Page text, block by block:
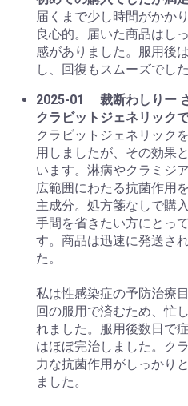
届くまで少し時間がかか
良心的。届いた商品はし
感がありました。服用後
し、回復もスムーズでした
2025-01
裁断わしりー
クラビットジェネリック
クラビットジェネリック
用しましたが、その効果
います。淋病やクラミジ
広範囲にわたる抗菌作用
主成分。処方箋なしで購
手間を省きたい方にとっ
す。商品は迅速に発送さ
た。
私は性感染症の予防治療
回の服用で済むため、忙
れました。服用後数日で
はほぼ完治しました。ク
力な抗菌作用がしっかり
ました。